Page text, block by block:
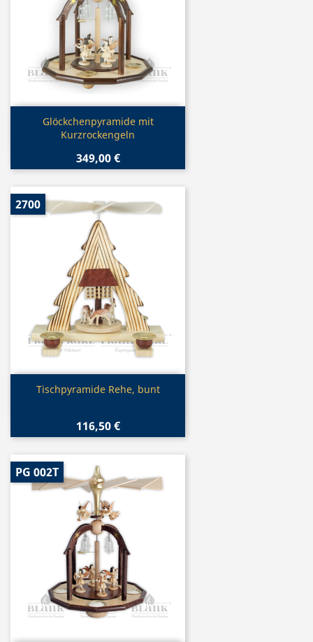
Vorschau
Glöckchenpyramide mit
Kurzrockengeln
349,00 €
Vorschau
Tischpyramide Rehe, bunt
116,50 €
2700
PG 002T